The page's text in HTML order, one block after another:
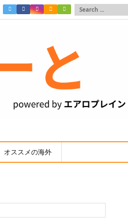
オススメの海外
